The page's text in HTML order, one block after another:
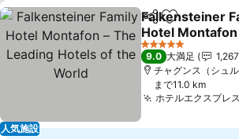
人気施設
シェアお気に入り
Falkensteiner
Hotel Montafon
Leading Hotels
World
料金を表示
5 ホテルのランク
9.0 大満足
1,267
チャグンス（シュ
まで11.0 km
ホテルエクスプレ